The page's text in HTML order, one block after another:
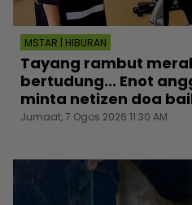
MSTAR | HIBURAN
Tayang rambut
bertudung... Enot
minta netizen doa
Jumaat, 7 Ogos 2026 11:30 AM